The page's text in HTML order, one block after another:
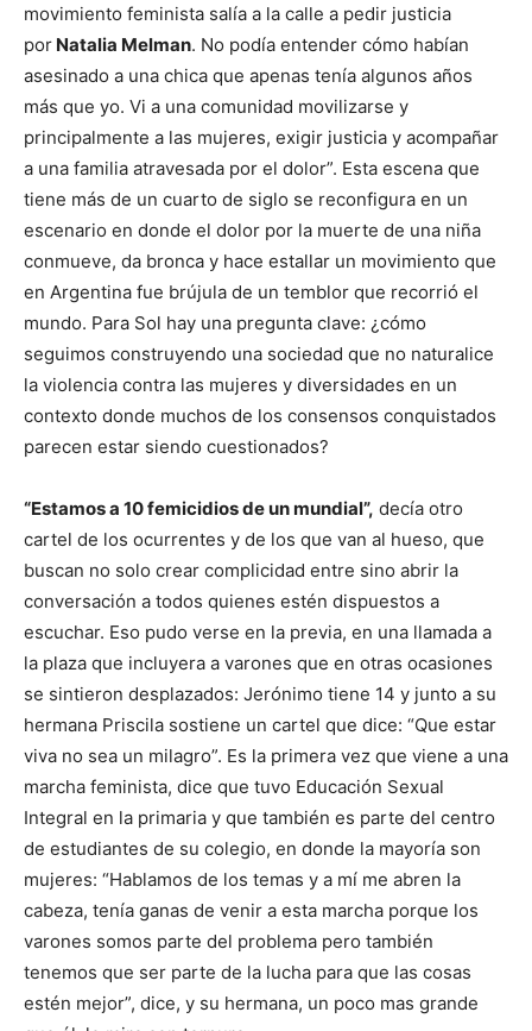
movimiento feminista salía a la calle a pedir justicia
por Natalia Melman. No podía entender cómo habían
asesinado a una chica que apenas tenía algunos años
más que yo. Vi a una comunidad movilizarse y
principalmente a las mujeres, exigir justicia y acompañar
a una familia atravesada por el dolor”. Esta escena que
tiene más de un cuarto de siglo se reconfigura en un
escenario en donde el dolor por la muerte de una niña
conmueve, da bronca y hace estallar un movimiento que
en Argentina fue brújula de un temblor que recorrió el
mundo. Para Sol hay una pregunta clave: ¿cómo
seguimos construyendo una sociedad que no naturalice
la violencia contra las mujeres y diversidades en un
contexto donde muchos de los consensos conquistados
parecen estar siendo cuestionados?
“Estamos a 10 femicidios de un mundial”, decía otro
cartel de los ocurrentes y de los que van al hueso, que
buscan no solo crear complicidad entre sino abrir la
conversación a todos quienes estén dispuestos a
escuchar. Eso pudo verse en la previa, en una llamada a
la plaza que incluyera a varones que en otras ocasiones
se sintieron desplazados: Jerónimo tiene 14 y junto a su
hermana Priscila sostiene un cartel que dice: “Que estar
viva no sea un milagro”. Es la primera vez que viene a una
marcha feminista, dice que tuvo Educación Sexual
Integral en la primaria y que también es parte del centro
de estudiantes de su colegio, en donde la mayoría son
mujeres: “Hablamos de los temas y a mí me abren la
cabeza, tenía ganas de venir a esta marcha porque los
varones somos parte del problema pero también
tenemos que ser parte de la lucha para que las cosas
estén mejor”, dice, y su hermana, un poco mas grande